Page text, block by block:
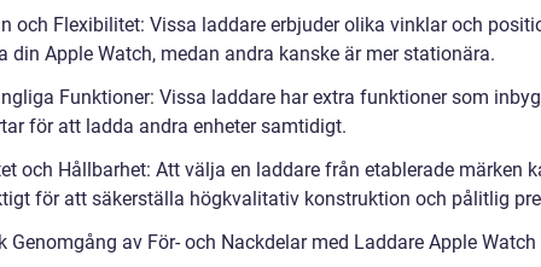
och Flexibilitet: Vissa laddare erbjuder olika vinklar och
din Apple Watch, medan andra kanske är mer stationära.
Funktioner: Vissa laddare har extra funktioner som
för att ladda andra enheter samtidigt.
och Hållbarhet: Att välja en laddare från etablerade märken
för att säkerställa högkvalitativ konstruktion och pålitlig
Genomgång av För- och Nackdelar med Laddare Apple Watch